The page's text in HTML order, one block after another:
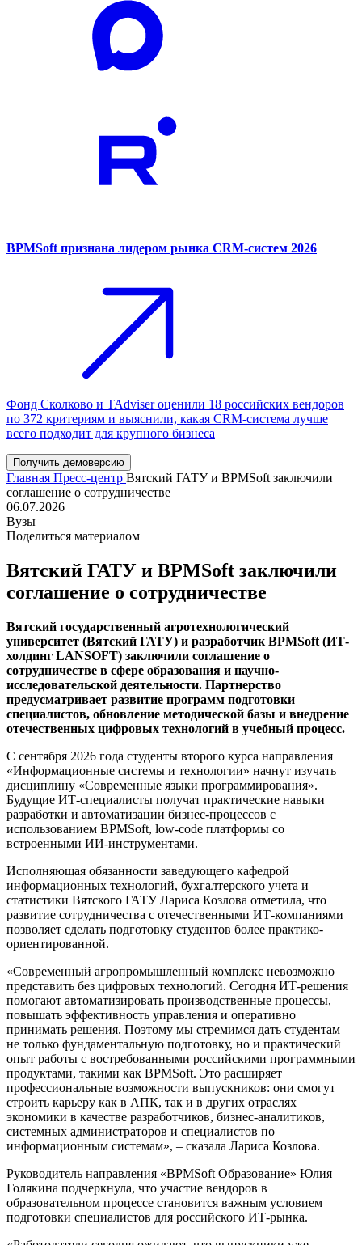
BPMSoft признана лидером рынка CRM-систем 2026
Фонд Сколково и TAdviser оценили 18 российских вендоров
по 372 критериям и выяснили, какая CRM-система лучше
всего подходит для крупного бизнеса
Получить демоверсию
Главная Пресс-центр Вятский ГАТУ и BPMSoft заключили
соглашение о сотрудничестве
06.07.2026
Вузы
Поделиться материалом
Вятский ГАТУ и BPMSoft заключили
соглашение о сотрудничестве
Вятский государственный агротехнологический
университет (Вятский ГАТУ) и разработчик BPMSoft (ИТ-
холдинг LANSOFT) заключили соглашение о
сотрудничестве в сфере образования и научно-
исследовательской деятельности. Партнерство
предусматривает развитие программ подготовки
специалистов, обновление методической базы и внедрение
отечественных цифровых технологий в учебный процесс.
С сентября 2026 года студенты второго курса направления
«Информационные системы и технологии» начнут изучать
дисциплину «Современные языки программирования».
Будущие ИТ-специалисты получат практические навыки
разработки и автоматизации бизнес-процессов с
использованием BPMSoft, low-code платформы со
встроенными ИИ-инструментами.
Исполняющая обязанности заведующего кафедрой
информационных технологий, бухгалтерского учета и
статистики Вятского ГАТУ Лариса Козлова отметила, что
развитие сотрудничества с отечественными ИТ-компаниями
позволяет сделать подготовку студентов более практико-
ориентированной.
«Современный агропромышленный комплекс невозможно
представить без цифровых технологий. Сегодня ИТ-решения
помогают автоматизировать производственные процессы,
повышать эффективность управления и оперативно
принимать решения. Поэтому мы стремимся дать студентам
не только фундаментальную подготовку, но и практический
опыт работы с востребованными российскими программными
продуктами, такими как BPMSoft. Это расширяет
профессиональные возможности выпускников: они смогут
строить карьеру как в АПК, так и в других отраслях
экономики в качестве разработчиков, бизнес-аналитиков,
системных администраторов и специалистов по
информационным системам», – сказала Лариса Козлова.
Руководитель направления «BPMSoft Образование» Юлия
Голякина подчеркнула, что участие вендоров в
образовательном процессе становится важным условием
подготовки специалистов для российского ИТ-рынка.